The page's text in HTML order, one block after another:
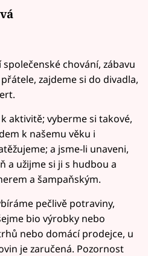
chování, zábavu
zajdeme si do divadla,
aktivitě; vyberme si takové,
k našemu věku i
a jsme-li unaveni,
a užijme si ji s hudbou a
a šampaňským.
pečlivě potraviny,
bio výrobky nebo
nebo domácí prodejce, u
je zaručená. Pozornost